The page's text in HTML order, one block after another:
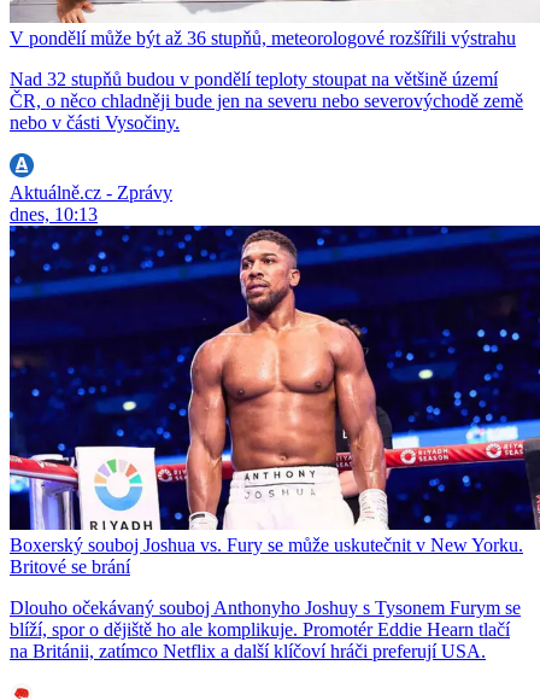
V pondělí může být až 36 stupňů, meteorologové rozšířili výstrahu
Nad 32 stupňů budou v pondělí teploty stoupat na většině území
ČR, o něco chladněji bude jen na severu nebo severovýchodě země
nebo v části Vysočiny.
Aktuálně.cz - Zprávy
dnes, 10:13
Boxerský souboj Joshua vs. Fury se může uskutečnit v New Yorku.
Britové se brání
Dlouho očekávaný souboj Anthonyho Joshuy s Tysonem Furym se
blíží, spor o dějiště ho ale komplikuje. Promotér Eddie Hearn tlačí
na Británii, zatímco Netflix a další klíčoví hráči preferují USA.